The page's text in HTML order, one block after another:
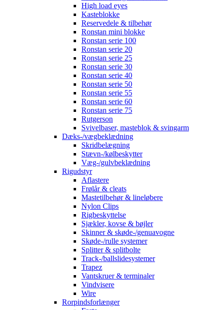
High load eyes
Kasteblokke
Reservedele & tilbehør
Ronstan mini blokke
Ronstan serie 100
Ronstan serie 20
Ronstan serie 25
Ronstan serie 30
Ronstan serie 40
Ronstan serie 50
Ronstan serie 55
Ronstan serie 60
Ronstan serie 75
Rutgerson
Svivelbaser, masteblok & svingarm
Dæks-/vægbeklædning
Skridbelægning
Stævn-/kølbeskytter
Væg-/gulvbeklædning
Rigudstyr
Aflastere
Frølår & cleats
Mastetilbehør & lineløbere
Nylon Clips
Rigbeskyttelse
Sjækler, kovse & bøjler
Skinner & skøde-/genuavogne
Skøde-/rulle systemer
Splitter & splitbolte
Track-/ballslidesystemer
Trapez
Vantskruer & terminaler
Vindvisere
Wire
Rorpindsforlænger